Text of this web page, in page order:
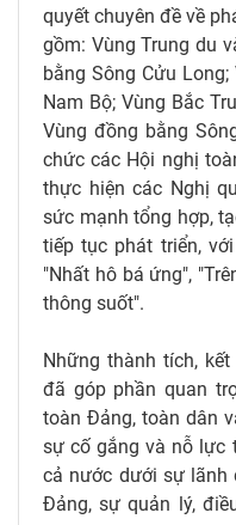
quyết chuyên đề về
gồm: Vùng Trung du
bằng Sông Cửu
Nam Bộ; Vùng Bắc
Vùng đồng bằng
chức các Hội nghị
thực hiện các Nghị
sức mạnh tổng hợp,
tiếp tục phát triển,
"Nhất hô bá ứng",
thông suốt".
Những thành tích,
đã góp phần quan
toàn Đảng, toàn dân
sự cố gắng và nỗ lực
cả nước dưới sự lãnh
Đảng, sự quản lý,